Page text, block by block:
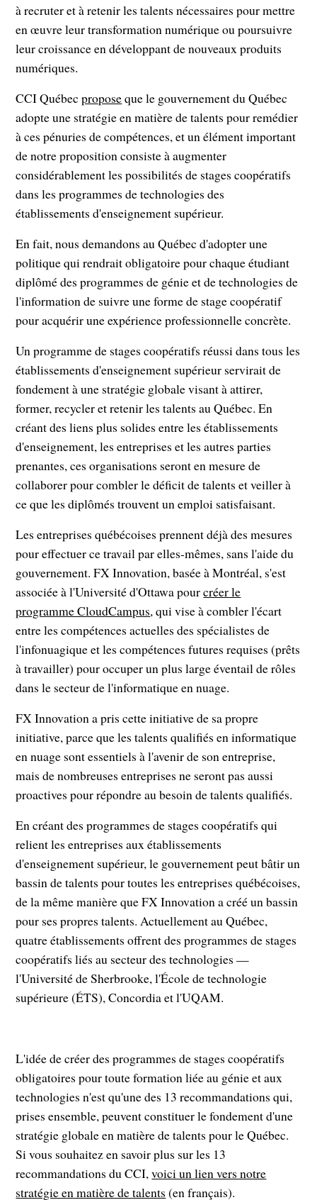
à recruter et à retenir les talents nécessaires pour mettre
en œuvre leur transformation numérique ou poursuivre
leur croissance en développant de nouveaux produits
numériques.
CCI Québecproposeque le gouvernement du Québec
adopte une stratégie en matière de talents pour remédier
à ces pénuries de compétences, et un élément important
de notre proposition consiste à augmenter
considérablement les possibilités de stages coopératifs
dans les programmes de technologies des
établissements d'enseignement supérieur.
En fait, nous demandons au Québec d'adopter une
politique qui rendrait obligatoire pour chaque étudiant
diplômé des programmes de génie et de technologies de
l'information de suivre une forme de stage coopératif
pour acquérir une expérience professionnelle concrète.
Un programme de stages coopératifs réussi dans tous les
établissements d'enseignement supérieur servirait de
fondement à une stratégie globale visant à attirer,
former, recycler et retenir les talents au Québec. En
créant des liens plus solides entre les établissements
d'enseignement, les entreprises et les autres parties
prenantes, ces organisations seront en mesure de
collaborer pour combler le déficit de talents et veiller à
ce que les diplômés trouvent un emploi satisfaisant.
Les entreprises québécoises prennent déjà des mesures
pour effectuer ce travail par elles-mêmes, sans l'aide du
gouvernement. FX Innovation, basée à Montréal, s'est
associée à l'Université d'Ottawa pourcréer le
programme CloudCampus, qui vise à combler l'écart
entre les compétences actuelles des spécialistes de
l'infonuagique et les compétences futures requises (prêts
à travailler) pour occuper un plus large éventail de rôles
dans le secteur de l'informatique en nuage.
FX Innovation a pris cette initiative de sa propre
initiative, parce que les talents qualifiés en informatique
en nuage sont essentiels à l'avenir de son entreprise,
mais de nombreuses entreprises ne seront pas aussi
proactives pour répondre au besoin de talents qualifiés.
En créant des programmes de stages coopératifs qui
relient les entreprises aux établissements
d'enseignement supérieur, le gouvernement peut bâtir un
bassin de talents pour toutes les entreprises québécoises,
de la même manière que FX Innovation a créé un bassin
pour ses propres talents. Actuellement au Québec,
quatre établissements offrent des programmes de stages
coopératifs liés au secteur des technologies —
l'Université de Sherbrooke, l'École de technologie
supérieure (ÉTS), Concordia et l'UQAM.
L'idée de créer des programmes de stages coopératifs
obligatoires pour toute formation liée au génie et aux
technologies n'est qu'une des 13 recommandations qui,
prises ensemble, peuvent constituer le fondement d'une
stratégie globale en matière de talents pour le Québec.
Si vous souhaitez en savoir plus sur les 13
recommandations du CCI,voici un lien vers notre
stratégie en matière de talents (en français).